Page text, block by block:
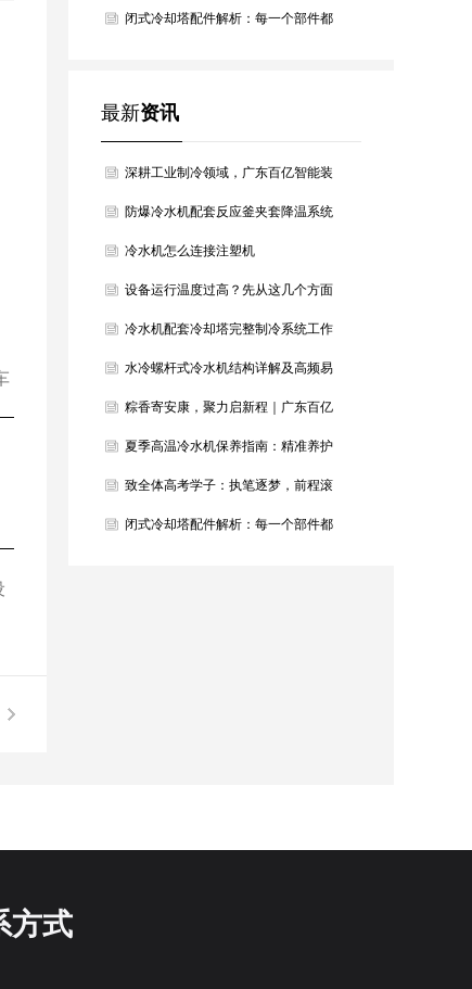
烫，百亿智能为青春护航！
闭式冷却塔配件解析：每一个部件都
最新资讯
深耕工业制冷领域，广东百亿智能装
备以硬核设备筑牢产业冷却根基
防爆冷水机配套反应釜夹套降温系统
方案
冷水机怎么连接注塑机
设备运行温度过高？先从这几个方面
判断降温方向
冷水机配套冷却塔完整制冷系统工作
原理详解
水冷螺杆式冷水机结构详解及高频易
损配件汇总
粽香寄安康，聚力启新程｜广东百亿
智能装备恭祝大家端午安康
夏季高温冷水机保养指南：精准养护
稳住最佳制冷效果
致全体高考学子：执笔逐梦，前程滚
烫，百亿智能为青春护航！
闭式冷却塔配件解析：每一个部件都
方式